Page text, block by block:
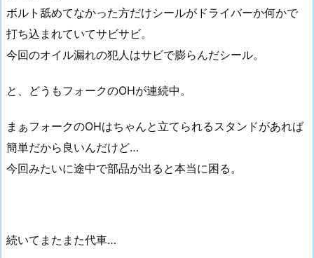
ボルト舐めてなかった方だけシールがドライバーか何かで
打ち込まれていてサビサビ。
今回のオイル漏れの犯人はサビで膨らんだシール。
と、どうもフォークのOHが連続中。
まぁフォークのOHはちゃんと立てられるスタンドがあれば
簡単だから良いんだけど…
今回みたいに途中で部品が出ると本当に困る。
続いてまたまた代車…